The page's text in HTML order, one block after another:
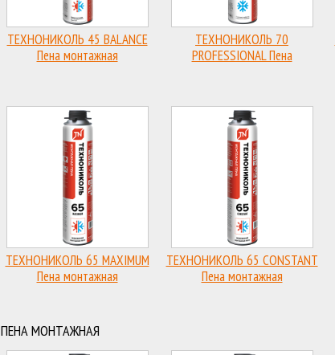
ТЕХНОНИКОЛЬ 45 BALANCE
Пена монтажная
ТЕХНОНИКОЛЬ 70
PROFESSIONAL Пена
ТЕХНОНИКОЛЬ 65 MAXIMUM
Пена монтажная
ТЕХНОНИКОЛЬ 65 CONSTANT
Пена монтажная
ПЕНА МОНТАЖНАЯ